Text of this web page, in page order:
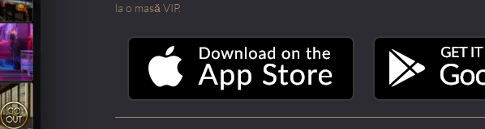
la o masă VIP.